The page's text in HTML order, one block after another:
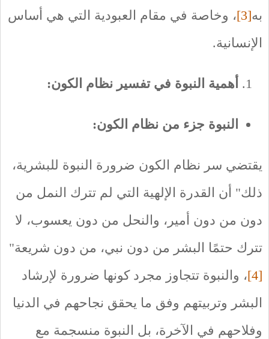
به[3]
، وخاصة في مقام العبودية التي هي أساس
الإنسانية.
أهمية النبوة في تفسير نظام الكون:
النبوة جزء من نظام الكون:
يقتضي سر نظام الكون ضرورة النبوة للبشرية،
ذلك" أن القدرة الإلهية التي لم تترك النمل من
دون من دون أمير، والنحل من دون يعسوب، لا
تترك حتمًا البشر من دون نبي، من دون شريعة"
[4]
، والنبوة تتجاوز مجرد كونها ضرورة لإرشاد
البشر وتربيتهم وفق ما يحقق نجاحهم في الدنيا
وفلاحهم في الآخرة، بل النبوة منسجمة مع